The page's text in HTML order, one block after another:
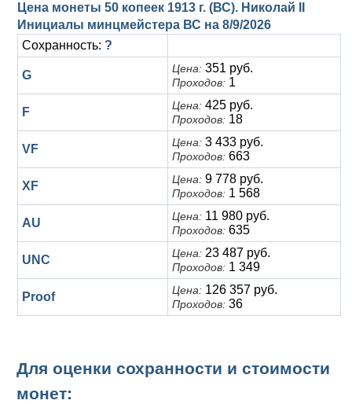
Цена монеты 50 копеек 1913 г. (ВС). Николай II
Инициалы минцмейстера ВС на 8/9/2026
Сохранность: ?
G Цена: 351 руб.
Проходов: 1
F Цена: 425 руб.
Проходов: 18
VF Цена: 3 433 руб.
Проходов: 663
XF Цена: 9 778 руб.
Проходов: 1 568
AU Цена: 11 980 руб.
Проходов: 635
UNC Цена: 23 487 руб.
Проходов: 1 349
Proof Цена: 126 357 руб.
Проходов: 36
Для оценки сохранности и стоимости
монет: